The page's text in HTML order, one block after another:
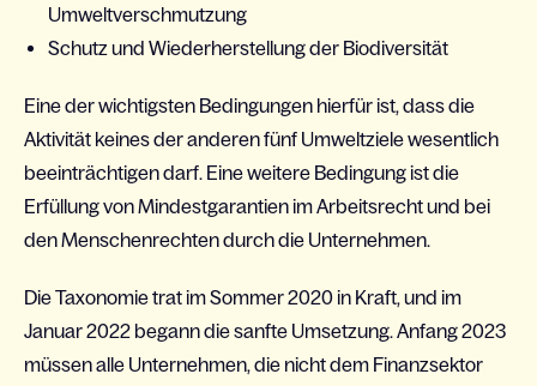
Umweltverschmutzung
Schutz und Wiederherstellung der Biodiversität​​​​​​​
Eine der wichtigsten Bedingungen hierfür ist, dass die
Aktivität keines der anderen fünf Umweltziele wesentlich
beeinträchtigen darf. Eine weitere Bedingung ist die
Erfüllung von Mindestgarantien im Arbeitsrecht und bei
den Menschenrechten durch die Unternehmen.
Die Taxonomie trat im Sommer 2020 in Kraft, und im
Januar 2022 begann die sanfte Umsetzung. Anfang 2023
müssen alle Unternehmen, die nicht dem Finanzsektor